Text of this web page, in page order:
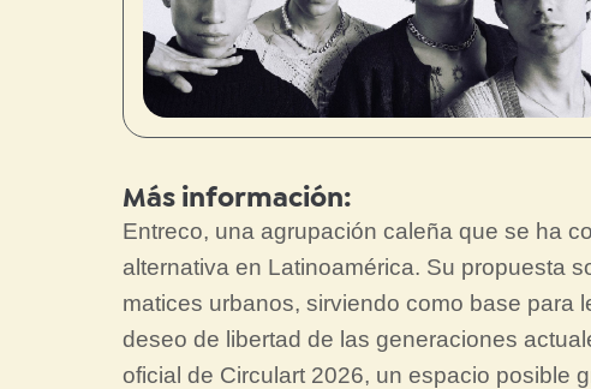
Más información:
Entreco, una agrupación caleña que se ha
alternativa en Latinoamérica. Su propuesta
matices urbanos, sirviendo como base para
deseo de libertad de las generaciones
oficial de Circulart 2026, un espacio posible